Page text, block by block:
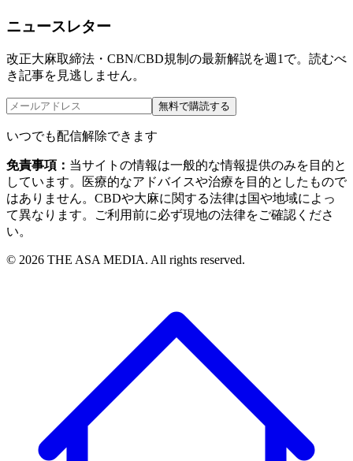
ニュースレター
改正大麻取締法・CBN/CBD規制の最新解説を週1で。読むべ
き記事を見逃しません。
無料で購読する
いつでも配信解除できます
免責事項： 当サイトの情報は一般的な情報提供のみを目的と
しています。医療的なアドバイスや治療を目的としたもので
はありません。CBDや大麻に関する法律は国や地域によっ
て異なります。ご利用前に必ず現地の法律をご確認くださ
い。
© 2026 THE ASA MEDIA. All rights reserved.